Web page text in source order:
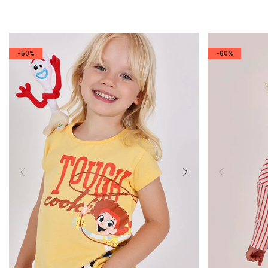
-50% -60%